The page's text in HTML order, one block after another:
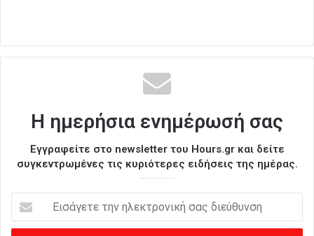
Η ημερήσια ενημέρωσή σας
Εγγραφείτε στο newsletter του Hours.gr και δείτε
συγκεντρωμένες τις κυριότερες ειδήσεις της ημέρας.
σ